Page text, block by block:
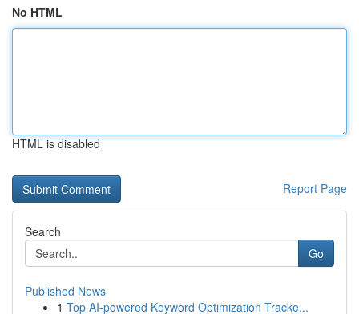
No HTML
HTML is disabled
Report Page
Search
Go
Published News
1 Top AI-powered Keyword Optimization Tracke...